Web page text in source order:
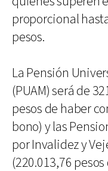
proporcional
pesos.
La Pensión
(PUAM) será de
pesos de haber
bono) y las
por Invalidez y
(220.013,76